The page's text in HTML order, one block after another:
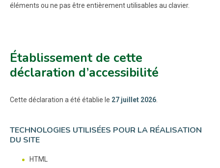
éléments ou ne pas être entièrement utilisables au clavier.
Établissement de cette
déclaration d’accessibilité
Cette déclaration a été établie le 27 juillet 2026
TECHNOLOGIES UTILISÉES POUR LA RÉALISATION
DU SITE
HTML